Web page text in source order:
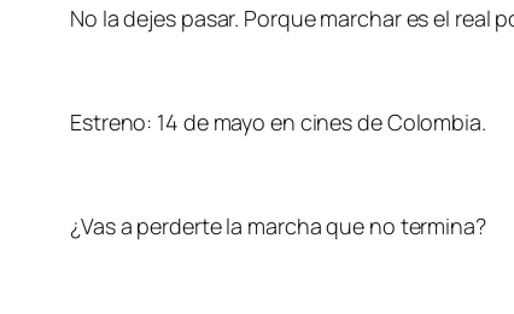
No la dejes pasar. Porque marchar es el
Estreno: 14 de mayo en cines de Colombia.
¿Vas a perderte la marcha que no termina?